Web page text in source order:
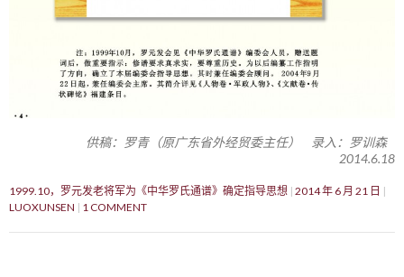
供稿：罗青（原广东省外经贸委主任） 录入：罗训森
2014.6.18
1999.10，罗元发老将军为《中华罗氏通谱》确定指导思想 2014 年 6 月 21 日
LUOXUNSEN
1 COMMENT